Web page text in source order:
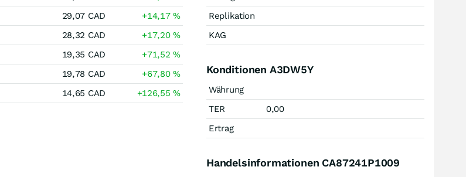
29,07 CAD +14,17%
28,32 CAD +17,20%
19,35 CAD +71,52%
19,78 CAD +67,80%
14,65 CAD +126,55%
Replikation
KAG
Konditionen A3DW5Y
Währung
TER
0,00
Ertrag
Handelsinformationen CA87241P1009